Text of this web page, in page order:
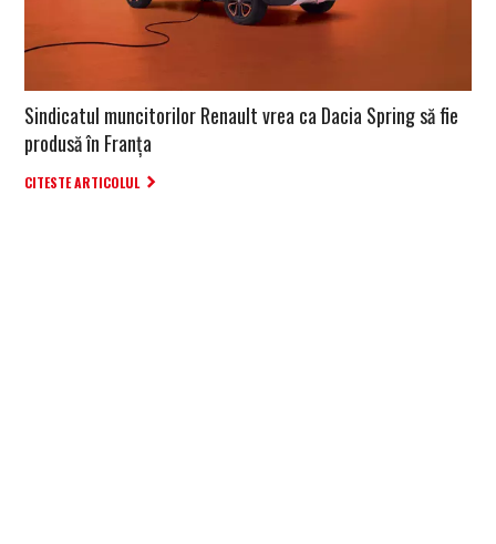
Sindicatul muncitorilor Renault vrea ca Dacia Spring să fie
produsă în Franța
CITESTE ARTICOLUL